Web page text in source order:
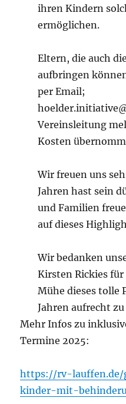
ihren Kindern
ermöglichen.
Eltern, die auch
aufbringen
per Email;
Vereinsleitung
Kosten
Wir freuen uns
Jahren hast sein
und Familien
auf dieses
Wir bedanken
Kirsten Rickies
Mühe dieses tolle
Jahren aufrecht
Mehr Infos zu
Termine 2025:
https://rv-
kinder-mit-